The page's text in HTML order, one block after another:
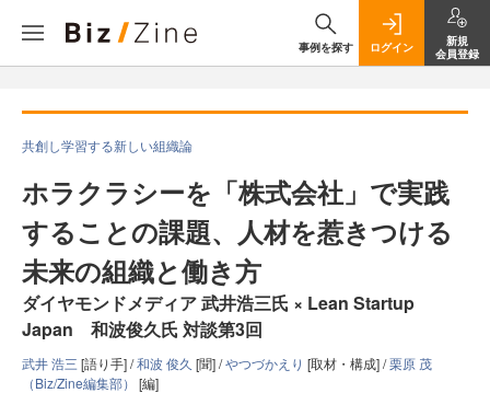
事例を探す ログイン
新規
会員登録
共創し学習する新しい組織論
ホラクラシーを「株式会社」で実践
することの課題、人材を惹きつける
未来の組織と働き方
ダイヤモンドメディア 武井浩三氏 × Lean Startup
Japan 和波俊久氏 対談第3回
武井 浩三 [語り手] /和波 俊久 [聞] /やつづかえり [取材・構成] /栗原 茂
（Biz/Zine編集部） [編]